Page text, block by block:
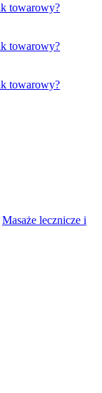
towarowy?
towarowy?
towarowy?
Masaże lecznicze i